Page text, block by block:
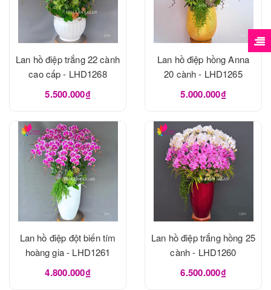
Lan hồ điệp trắng 22 cành
cao cấp - LHD1268
5.500.000₫
Lan hồ điệp hồng Anna
20 cành - LHD1265
5.000.000₫
Lan hồ điệp đột biến tím
hoàng gia - LHD1261
4.800.000₫
Lan hồ điệp trắng hồng 25
cành - LHD1260
6.500.000₫